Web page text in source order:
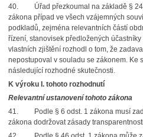
40. Úřad přezkoumal na základě §
zákona případ ve všech vzájemných
podkladů, zejména relevantních částí
řízení, stanovisek předložených
vlastních zjištění rozhodl o tom, že
nepostupoval v souladu se zákonem. Ke
následující rozhodné skutečnosti.
K výroku I. tohoto rozhodnutí
Relevantní ustanovení tohoto zákona
41. Podle § 6 odst. 1 zákona musí
zákona dodržovat zásady